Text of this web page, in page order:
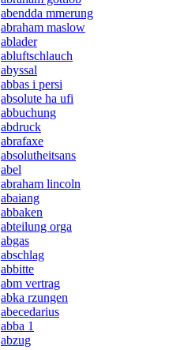
abendda mmerung
abraham maslow
ablader
abluftschlauch
abyssal
abbas i persi
absolute ha ufi
abbuchung
abdruck
abrafaxe
absolutheitsans
abel
abraham lincoln
abaiang
abbaken
abteilung orga
abgas
abschlag
abbitte
abm vertrag
abka rzungen
abecedarius
abba 1
abzug